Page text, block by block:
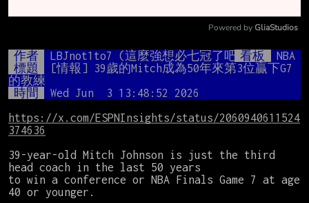
Mute
Powered by GliaStudios
作者 LBJnot1to7 (這麼強想必七冠了吧)看板
NBA
標題
[情報] 39歲的Mitch成為50年來第3位贏下G7
的教練
時間
Wed Jun  3 13:48:52 2026
https://x.com/ESPNInsights/status/2060940611524
374636
39-year-old Mitch Johnson is just the third
head coach in the last 50 years
to win a conference or NBA Finals Game 7 at age
40 or younger.